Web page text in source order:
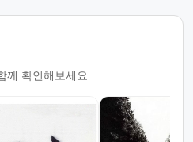
께 확인해보세요.